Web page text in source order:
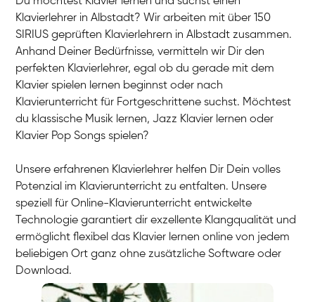
Klavierlehrer in Albstadt? Wir arbeiten mit über 150
SIRIUS geprüften Klavierlehrern in Albstadt zusammen.
Anhand Deiner Bedürfnisse, vermitteln wir Dir den
perfekten Klavierlehrer, egal ob du gerade mit dem
Klavier spielen lernen beginnst oder nach
Klavierunterricht für Fortgeschrittene suchst. Möchtest
du klassische Musik lernen, Jazz Klavier lernen oder
Klavier Pop Songs spielen?
Unsere erfahrenen Klavierlehrer helfen Dir Dein volles
Potenzial im Klavierunterricht zu entfalten. Unsere
speziell für Online-Klavierunterricht entwickelte
Technologie garantiert dir exzellente Klangqualität und
ermöglicht flexibel das Klavier lernen online von jedem
beliebigen Ort ganz ohne zusätzliche Software oder
Download.